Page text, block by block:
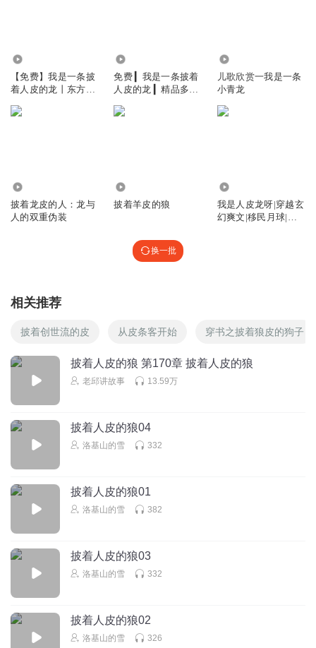
【免费】我是一条披
着人皮的龙丨东方玄
免费 ▎我是一条披着
人皮的龙 ▎精品多播
儿歌欣赏一我是一条
小青龙
披着龙皮的人：龙与
人的双重伪装
披着羊皮的狼
我是人皮龙呀|穿越玄
幻爽文|移民月球|龙
换一批
相关推荐
披着创世流的皮 从皮条客开始 穿书之披着狼皮的狗子
披着人皮的狼 第170章 披着人皮的狼
老邱讲故事 13.59万
披着人皮的狼04
洛基山的雪 332
披着人皮的狼01
洛基山的雪 382
披着人皮的狼03
洛基山的雪 332
披着人皮的狼02
洛基山的雪 326